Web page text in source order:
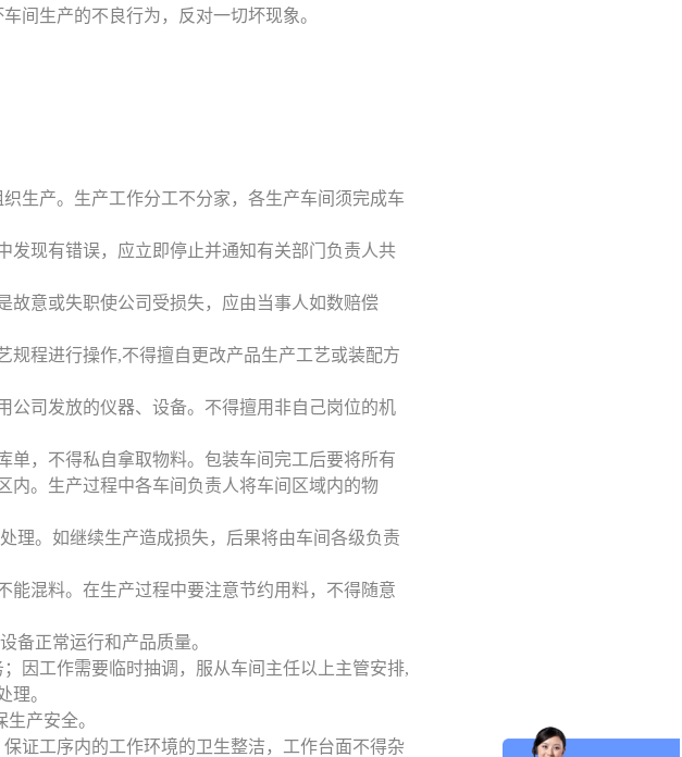
间生产的不良行为，反对一切坏现象。
生产。生产工作分工不分家，各生产车间须完成车
发现有错误，应立即停止并通知有关部门负责人共
故意或失职使公司受损失，应由当事人如数赔偿
规程进行操作,不得擅自更改产品生产工艺或装配方
公司发放的仪器、设备。不得擅用非自己岗位的机
单，不得私自拿取物料。包装车间完工后要将所有
内。生产过程中各车间负责人将车间区域内的物
理。如继续生产造成损失，后果将由车间各级负责
能混料。在生产过程中要注意节约用料，不得随意
备正常运行和产品质量。
因工作需要临时抽调，服从车间主任以上主管安排,
理。
产安全。
证工序内的工作环境的卫生整洁，工作台面不得杂